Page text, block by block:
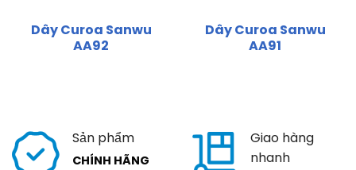
Dây Curoa Sanwu
AA92
Dây Curoa Sanwu
AA91
Sản phẩm
CHÍNH HÃNG
Giao hàng
nhanh